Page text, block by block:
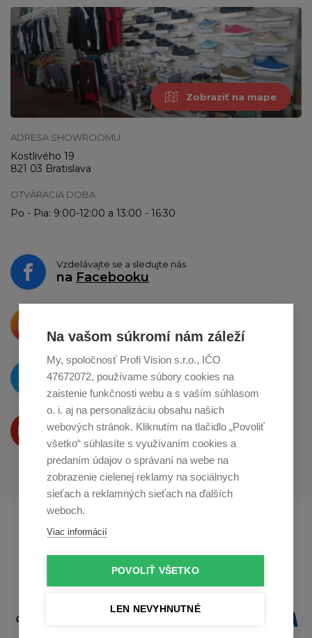
Na vašom súkromí nám záleží
My, spoločnosť Profi Vision s.r.o., IČO
47672072, používame súbory cookies na
zaistenie funkčnosti webu a s vaším súhlasom
o. i. aj na personalizáciu obsahu našich
webových stránok. Kliknutím na tlačidlo „Povoliť
všetko“ súhlasíte s využívaním cookies a
predaním údajov o správaní na webe na
zobrazenie cielenej reklamy na sociálnych
sieťach a reklamných sieťach na ďalších
weboch.
Viac informácií
POVOLIŤ VŠETKO
LEN NEVYHNUTNÉ
Zobraziť na mape
ADRESA SHOWROOMU
Kostlivého 19
821 03 Bratislava
OTVÁRACIA DOBA
Po - Pia: 9:00-12:00 a 13:00 - 16:30
Vzdelávajte se a sledujte nás
na Facebooku
o zdieľanie naInstagrame
O novinkách píšeme
naTwitteri
Produkty Vám predstavujeme
na Youtube
Profikuchař.cz